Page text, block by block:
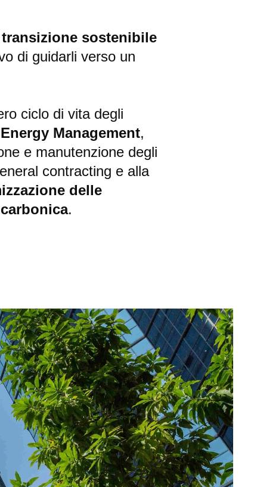
transizione sostenibile
di guidarli verso un
ciclo di vita degli
Management,
e manutenzione degli
contracting e alla
delle
.